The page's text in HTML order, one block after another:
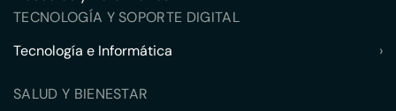
TECNOLOGÍA Y SOPORTE DIGITAL
Tecnología e Informática
›
SALUD Y BIENESTAR